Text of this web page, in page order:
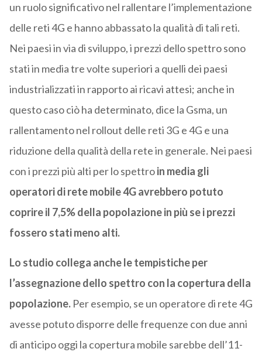
un ruolo significativo nel rallentare l’implementazione
delle reti 4G e hanno abbassato la qualità di tali reti.
Nei paesi in via di sviluppo, i prezzi dello spettro sono
stati in media tre volte superiori a quelli dei paesi
industrializzati in rapporto ai ricavi attesi; anche in
questo caso ciò ha determinato, dice la Gsma, un
rallentamento nel rollout delle reti 3G e 4G e una
riduzione della qualità della rete in generale. Nei paesi
con i prezzi più alti per lo spettroin media gli
operatori di rete mobile 4G avrebbero potuto
coprire il 7,5% della popolazione in più se i prezzi
fossero stati meno alti.
Lo studio collega anche le tempistiche per
l’assegnazione dello spettro con la copertura della
popolazione.Per esempio, se un operatore di rete 4G
avesse potuto disporre delle frequenze con due anni
di anticipo oggi la copertura mobile sarebbe dell’11-